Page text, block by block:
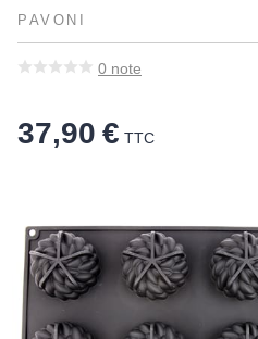
PAVONI
0 note
37,90 € TTC